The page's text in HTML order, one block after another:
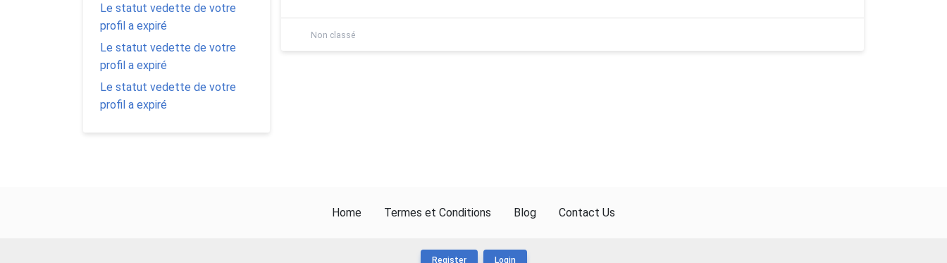
Non classé
Le statut vedette de votre
profil a expiré
Le statut vedette de votre
profil a expiré
Le statut vedette de votre
profil a expiré
Home Termes et Conditions Blog Contact Us
Register Login